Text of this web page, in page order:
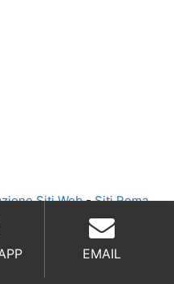
Siti Web-Siti Roma
EMAIL